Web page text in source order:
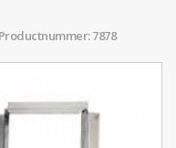
Productnummer: 7878